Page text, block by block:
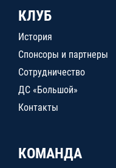
КЛУБ
История
Спонсоры и партнеры
Сотрудничество
ДС «Большой»
Контакты
КОМАНДА